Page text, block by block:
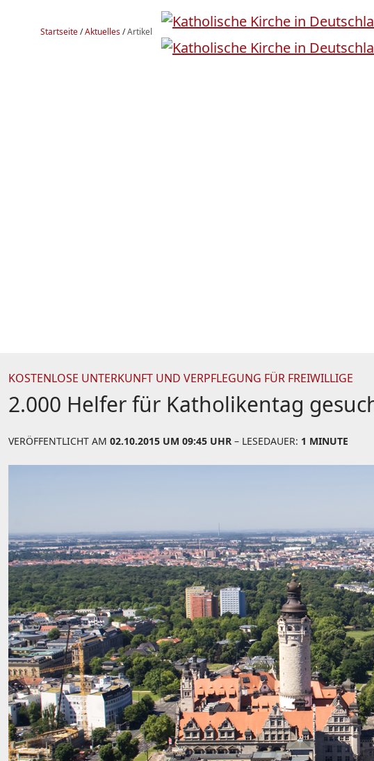
Startseite/Aktuelles/Artikel
KOSTENLOSE UNTERKUNFT UND VERPFLEGUNG FÜR FREIWILLIGE
2.000 Helfer für Katholikentag
VERÖFFENTLICHT AM 02.10.2015 UM 09:45 UHR – LESEDAUER: 1 MINUTE